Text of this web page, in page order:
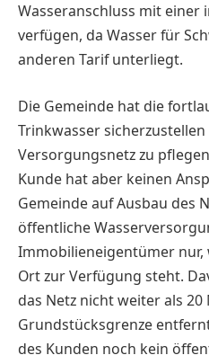
Wasseranschluss mit einer
verfügen, da Wasser für
anderen Tarif unterliegt.
Die Gemeinde hat die
Trinkwasser
Versorgungsnetz zu
Kunde hat aber keinen
Gemeinde auf Ausbau des
öffentliche
Immobilieneigentümer nur,
Ort zur Verfügung steht.
das Netz nicht weiter als
Grundstücksgrenze
des Kunden noch kein